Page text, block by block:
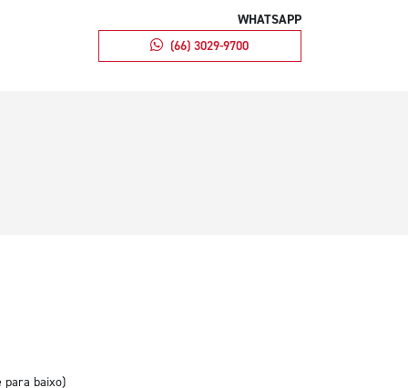
WHATSAPP
(66) 3029-9700
para baixo)